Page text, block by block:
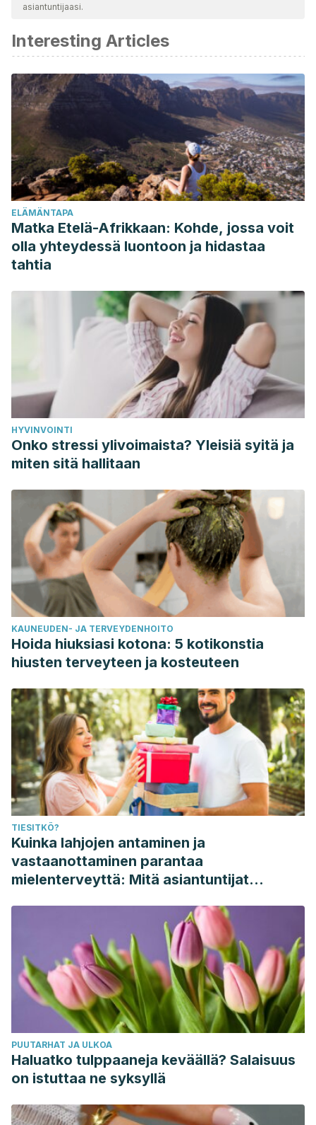
De La Flor I Brú, J. (2009). Sinusitis. Pediatria Integral.
https://doi.org/10.1111/j.1600-0757.2008.00293.x
Slavin, R. G., Spector, S. L., Bernstein, I. L., Kaliner, M. A.,
Kennedy, D. W., Virant, F. S., … Vandewalker, M. L. (2005).
The diagnosis and management of sinusitis: A practice
parameter update. Journal of Allergy and Clinical
Immunology.https://doi.org/10.1016/j.jaci.2005.09.048
FUJISAWA, H., WATANABE, K., SUMA, K., ORIGUCHI, K.,
MATSUFUJI, H., SEKI, T., & ARIGA, T. (2009). Antibacterial
Potential of Garlic-Derived Allicin and Its Cancellation by
Sulfhydryl Compounds. Bioscience, Biotechnology, and
Biochemistry.
https://doi.org/10.1271/bbb.90096
– A natural antibiotic. Medical Hypotheses.
https://doi.org/10.1016/0306-9877(83)90040-3
asiantuntijaasi.
Interesting Articles
ELÄMÄNTAPA
Matka Etelä-Afrikkaan: Kohde, jossa voit
olla yhteydessä luontoon ja hidastaa
tahtia
HYVINVOINTI
Onko stressi ylivoimaista? Yleisiä syitä ja
miten sitä hallitaan
KAUNEUDEN- JA TERVEYDENHOITO
Hoida hiuksiasi kotona: 5 kotikonstia
hiusten terveyteen ja kosteuteen
TIESITKÖ?
Kuinka lahjojen antaminen ja
vastaanottaminen parantaa
mielenterveyttä: Mitä asiantuntijat
PUUTARHAT JA ULKOA
Haluatko tulppaaneja keväällä? Salaisuus
on istuttaa ne syksyllä